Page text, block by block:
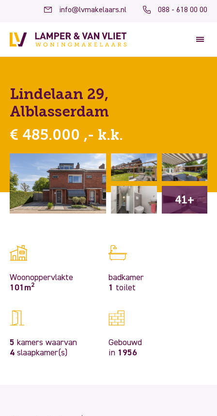
info@lvmakelaars.nl 088 - 618 00 00
Lindelaan 29,
Alblasserdam
€ 485.000 ,- k.k.
41+
Woonoppervlakte
101m2
badkamer
1
toilet
5 kamers waarvan
4 slaapkamer(s)
Gebouwd
in 1956